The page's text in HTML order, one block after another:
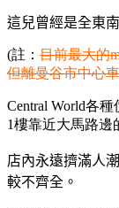
這兒曾經是全東
(註： 目前最大的
但離曼谷市中心
Central World各
1樓靠近大馬路邊
店內永遠擠滿人
較不齊全。